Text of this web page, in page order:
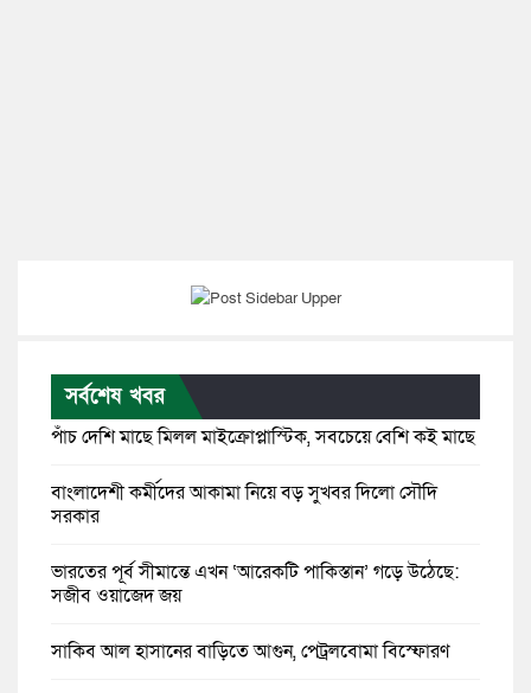
সর্বশেষ খবর
পাঁচ দেশি মাছে মিলল মাইক্রোপ্লাস্টিক, সবচেয়ে বেশি কই মাছে
বাংলাদেশী কর্মীদের আকামা নিয়ে বড় সুখবর দিলো সৌদি
সরকার
ভারতের পূর্ব সীমান্তে এখন ‘আরেকটি পাকিস্তান’ গড়ে উঠেছে:
সজীব ওয়াজেদ জয়
সাকিব আল হাসানের বাড়িতে আগুন, পেট্রলবোমা বিস্ফোরণ